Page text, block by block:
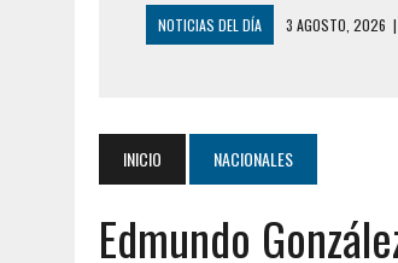
NOTICIAS DEL DÍA 3 AGOSTO, 2026 |
2 AGOSTO, 2026 | COLAPSÓ TECHO
2 AGOSTO, 2026
| FALCÓN: MUJER
INICIO NACIONALES
Edmundo